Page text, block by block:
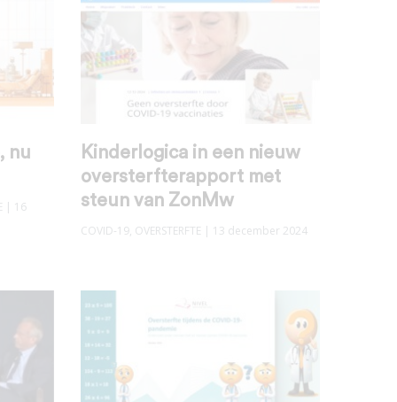
nu
| 16
Kinderlogica in een nieuw
oversterfterapport met
steun van ZonMw
COVID-19, OVERSTERFTE | 13 december 2024